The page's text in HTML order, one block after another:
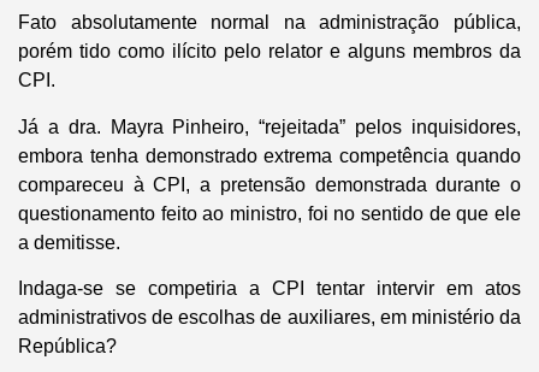
Fato absolutamente normal na administração pública,
porém tido como ilícito pelo relator e alguns membros da
CPI.
Já a dra. Mayra Pinheiro, “rejeitada” pelos inquisidores,
embora tenha demonstrado extrema competência quando
compareceu à CPI, a pretensão demonstrada durante o
questionamento feito ao ministro, foi no sentido de que ele
a demitisse.
Indaga-se se competiria a CPI tentar intervir em atos
administrativos de escolhas de auxiliares, em ministério da
República?